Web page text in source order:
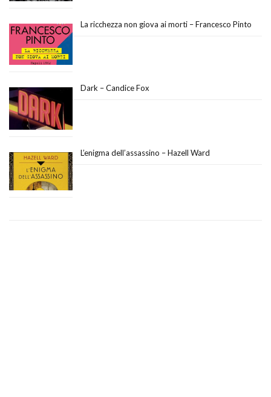
La ricchezza non giova ai morti – Francesco Pinto
Dark – Candice Fox
L’enigma dell’assassino – Hazell Ward